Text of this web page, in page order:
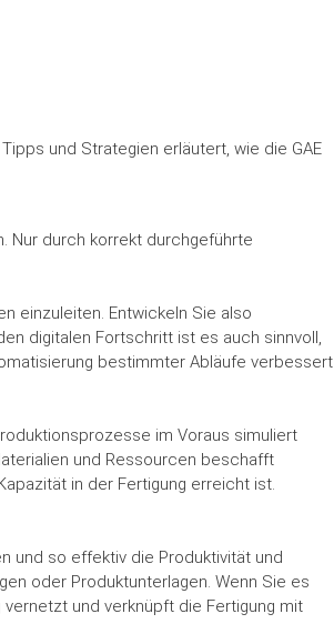
und Strategien erläutert, wie die GAE
Nur durch korrekt durchgeführte
einzuleiten. Entwickeln Sie also
digitalen Fortschritt ist es auch sinnvoll,
bestimmter Abläufe verbessert
im Voraus simuliert
und Ressourcen beschafft
in der Fertigung erreicht ist.
und so effektiv die Produktivität und
oder Produktunterlagen. Wenn Sie es
und verknüpft die Fertigung mit